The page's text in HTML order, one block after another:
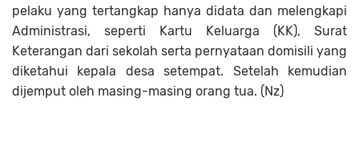
pelaku yang tertangkap hanya didata dan melengkapi
Administrasi, seperti Kartu Keluarga (KK), Surat
Keterangan dari sekolah serta pernyataan domisili yang
diketahui kepala desa setempat. Setelah kemudian
dijemput oleh masing-masing orang tua. (Nz)